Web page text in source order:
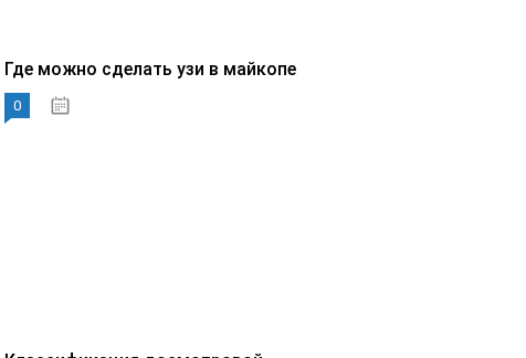
Где можно сделать узи в майкопе
0